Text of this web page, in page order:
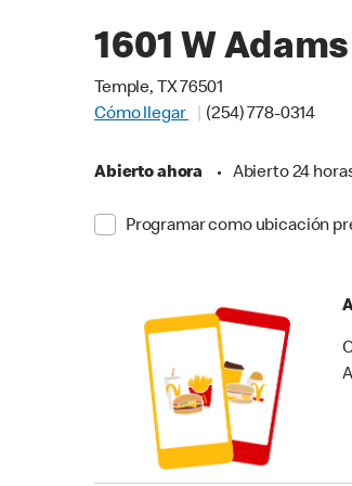
1601 W Adams
Temple, TX 76501
Cómo llegar
(254) 778-0314
Abierto ahora • Abierto 24
Programar como ubicación